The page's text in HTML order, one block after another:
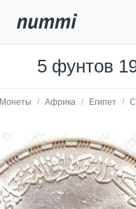
5 фунтов
Монеты / Африка / Египет /